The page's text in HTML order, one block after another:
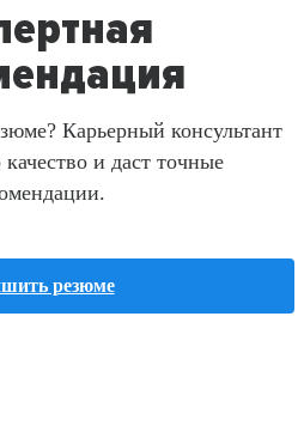
Карьерный консультант
и даст точные
резюме